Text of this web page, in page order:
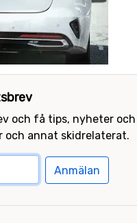
och få tips, nyheter och
och annat skidrelaterat.
Anmälan